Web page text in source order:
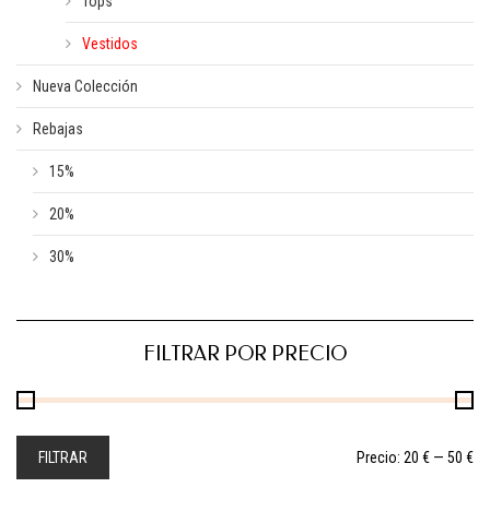
Vestidos
Nueva Colección
Rebajas
15%
20%
30%
FILTRAR POR PRECIO
FILTRAR Precio: 20 € — 50 €